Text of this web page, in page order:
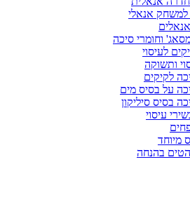
למשחק אנאלי
וחומרי סיכה
לעיסוי
ותשוקה
לקיקים
על בסיס מים
בסיס סיליקון
עיסוי
מיוחד
בהנחה